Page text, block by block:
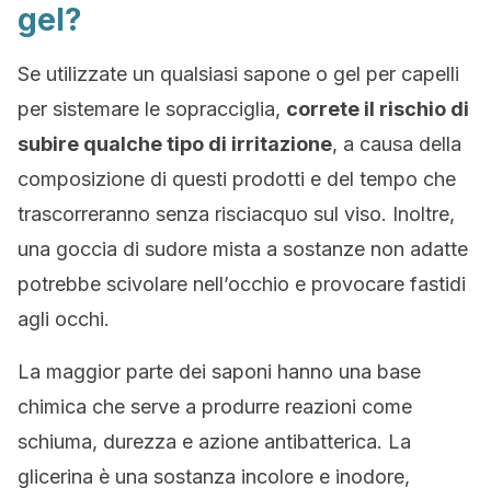
gel?
Se utilizzate un qualsiasi sapone o gel per capelli
per sistemare le sopracciglia, correte il rischio di
subire qualche tipo di irritazione, a causa della
composizione di questi prodotti e del tempo che
trascorreranno senza risciacquo sul viso. Inoltre,
una goccia di sudore mista a sostanze non adatte
potrebbe scivolare nell’occhio e provocare fastidi
agli occhi.
La maggior parte dei saponi hanno una base
chimica che serve a produrre reazioni come
schiuma, durezza e azione antibatterica. La
glicerina è una sostanza incolore e inodore,